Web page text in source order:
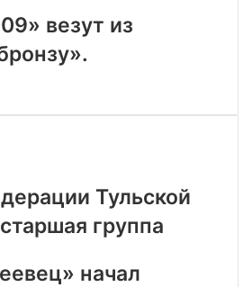
везут из
Тульской
группа
начал